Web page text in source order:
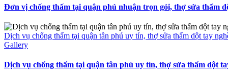
Đơn vị chống thấm tại quận phú nhuận trọn gói, thợ sửa thấm
Dịch vụ chống thấm tại quận tân phú uy tín, thợ sửa thấm dột tay
Gallery
Dịch vụ chống thấm tại quận tân phú uy tín, thợ sửa thấm dột